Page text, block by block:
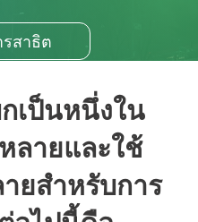
สาธิต
เป็นหนึ่งใน
ลายและใช้
ยสําหรับการ